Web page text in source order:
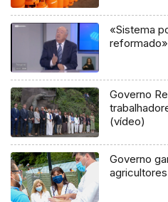
«Sistema
Governo
(vídeo)
Governo